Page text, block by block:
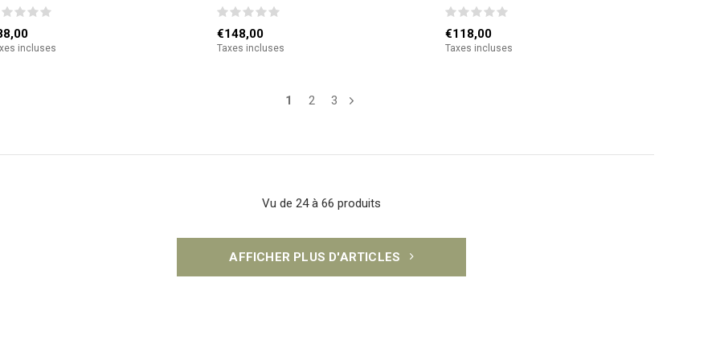
incluses
€148,00
Taxes incluses
€118,00
Taxes incluses
1 2 3
Vu de 24 à 66 produits
AFFICHER PLUS D'ARTICLES